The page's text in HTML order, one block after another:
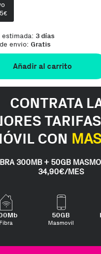
€
estimada: 3 días
envio: Gratis
Añadir al carrito
CONTRATA
CON
300MB + 50GB
34,90€/MES
Fibra
50GB
Masmovil